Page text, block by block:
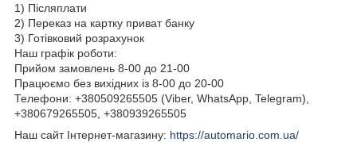
1) Післяплати
2) Переказ на картку приват банку
3) Готівковий розрахунок
Наш графік роботи:
Прийом замовлень 8-00 до 21-00
Працюємо без вихідних із 8-00 до 20-00
Телефони: +380509265505 (Viber, WhatsApp, Telegram),
+380679265505, +380939265505
Наш сайт Інтернет-магазину: https://automario.com.ua/